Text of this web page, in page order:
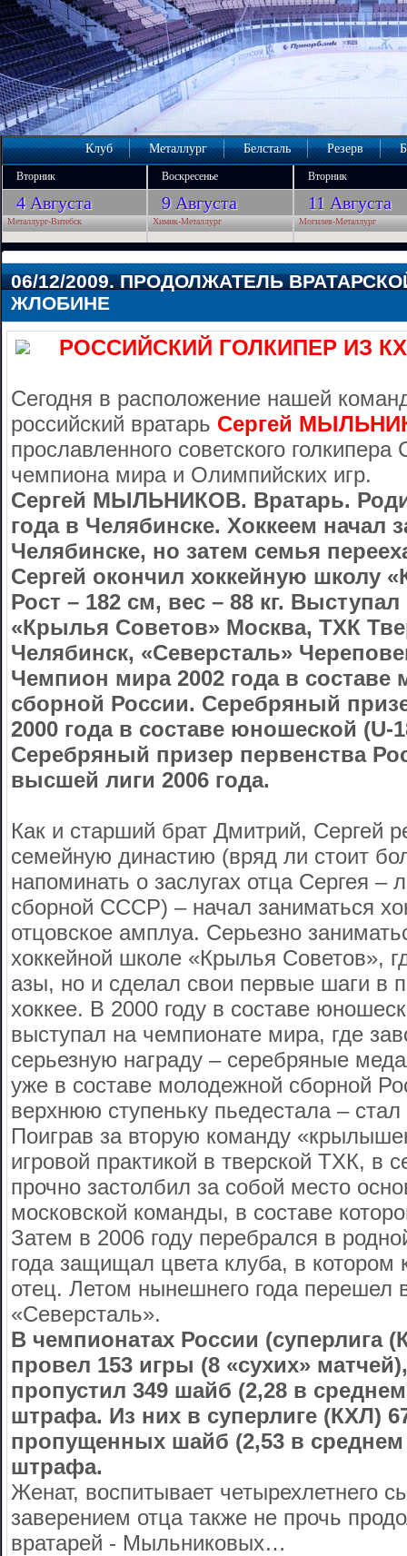
Клуб Металлург Белсталь Резерв
Вторник Воскресенье Вторник
4 Августа 9 Августа 11 Августа
Металлург-Витебск Химик-Металлург Могилев-Металлург
06/12/2009. ПРОДОЛЖАТЕЛЬ
ЖЛОБИНЕ
РОССИЙСКИЙ ГОЛКИПЕР ИЗ
Сегодня в расположение нашей
российский вратарь Сергей
прославленного советского
чемпиона мира и Олимпийских игр.
Сергей МЫЛЬНИКОВ. Вратарь.
года в Челябинске. Хоккеем начал
Челябинске, но затем семья
Сергей окончил хоккейную школу
Рост – 182 см, вес – 88 кг.
«Крылья Советов» Москва, ТХК
Челябинск, «Северсталь»
Чемпион мира 2002 года в составе
сборной России. Серебряный
2000 года в составе юношеской (U-
Серебряный призер первенства
высшей лиги 2006 года.
Как и старший брат Дмитрий, Сергей
семейную династию (вряд ли стоит
напоминать о заслугах отца Сергея –
сборной СССР) – начал заниматься
отцовское амплуа. Серьезно
хоккейной школе «Крылья Советов»,
азы, но и сделал свои первые шаги в
хоккее. В 2000 году в составе
выступал на чемпионате мира, где
серьезную награду – серебряные
уже в составе молодежной сборной
верхнюю ступеньку пьедестала –
Поиграв за вторую команду
игровой практикой в тверской ТХК, в
прочно застолбил за собой место
московской команды, в составе
Затем в 2006 году перебрался в
года защищал цвета клуба, в котором
отец. Летом нынешнего года перешел
«Северсталь».
В чемпионатах России (суперлига
провел 153 игры (8 «сухих»
пропустил 349 шайб (2,28 в
штрафа. Из них в суперлиге (КХЛ)
пропущенных шайб (2,53 в среднем
штрафа.
Женат, воспитывает четырехлетнего
заверением отца также не прочь
вратарей - Мыльниковых…